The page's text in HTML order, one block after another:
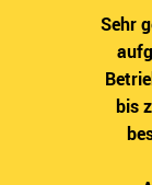
Sehr
bis